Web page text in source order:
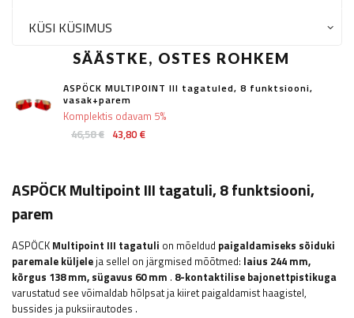
KÜSI KÜSIMUS
SÄÄSTKE, OSTES ROHKEM
ASPÖCK MULTIPOINT III tagatuled, 8 funktsiooni,
vasak+parem
46,58 € 43,80 €
Komplektis odavam 5%
ASPÖCK Multipoint III tagatuli, 8 funktsiooni,
parem
ASPÖCK Multipoint III tagatuli on mõeldud paigaldamiseks sõiduki
paremale küljeleja sellel on järgmised mõõtmed: laius 244 mm,
kõrgus 138 mm, sügavus 60 mm . 8-kontaktilise bajonettpistikuga
varustatud see võimaldab hõlpsat ja kiiret paigaldamist haagistel,
bussides ja puksiirautodes .